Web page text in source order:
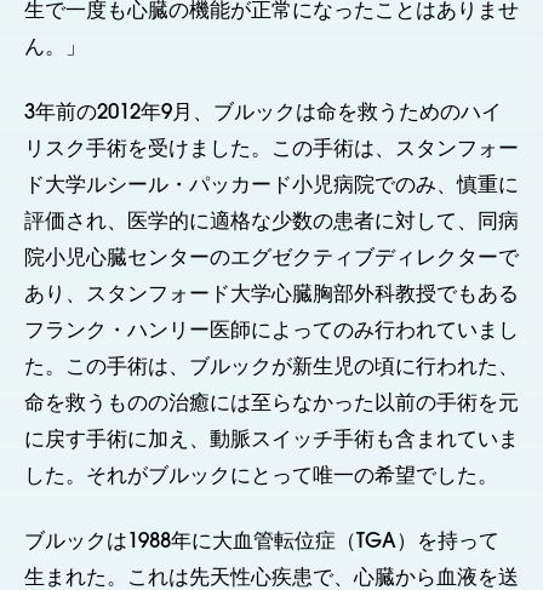
生で一度も心臓の機能が正常になったことはありませ
ん。」
3年前の2012年9月、ブルックは命を救うためのハイ
リスク手術を受けました。この手術は、スタンフォー
ド大学ルシール・パッカード小児病院でのみ、慎重に
評価され、医学的に適格な少数の患者に対して、同病
院小児心臓センターのエグゼクティブディレクターで
あり、スタンフォード大学心臓胸部外科教授でもある
フランク・ハンリー医師によってのみ行われていまし
た。この手術は、ブルックが新生児の頃に行われた、
命を救うものの治癒には至らなかった以前の手術を元
に戻す手術に加え、動脈スイッチ手術も含まれていま
した。それがブルックにとって唯一の希望でした。
ブルックは1988年に大血管転位症（TGA）を持って
生まれた。これは先天性心疾患で、心臓から血液を送